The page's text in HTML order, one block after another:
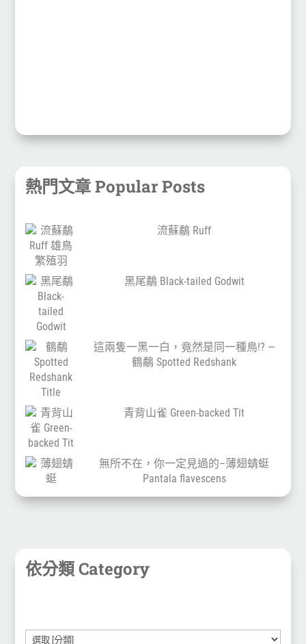
熱門文章 Popular Posts
流蘇鷸 Ruff
黑尾鷸 Black-tailed Godwit
這兩隻一黑一白，竟然是同一種鳥!? —
鶴鷸 Spotted Redshank
青背山雀 Green-backed Tit
無所不在，你一定見過的–薄翅蜻蜓
Pantala flavescens
依分類 Category